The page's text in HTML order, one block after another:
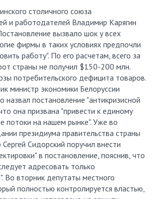
столичного союза
и работодателей Владимир Карягин
вызвало шок у всех
фирмы в таких условиях предпочли
работу". По его расчетам, всего за
страны не получил $150-200 млн.
потребительского дефицита товаров.
министр экономики Белоруссии
назвал постановление "антикризисной
она призвана "привести к единому
потоки на нашем рынке". Уже во
президиума правительства страны
Сидорский поручил внести
в постановление, пояснив, что
адресовать только
Во вторник депутаты местного
полностью контролируется властью,